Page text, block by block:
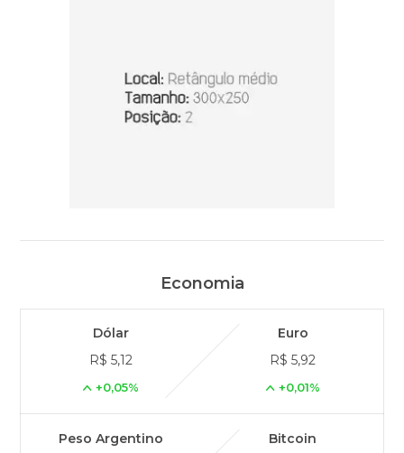
Economia
Dólar
R$ 5,12
+0,05%
Euro
R$ 5,92
+0,01%
Peso Argentino
Bitcoin